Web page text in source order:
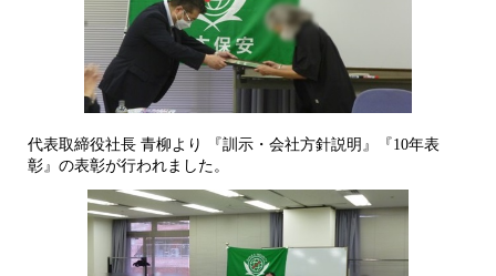
代表取締役社長 青柳より 『訓示・会社方針説明』『10年表
彰』の表彰が行われました。